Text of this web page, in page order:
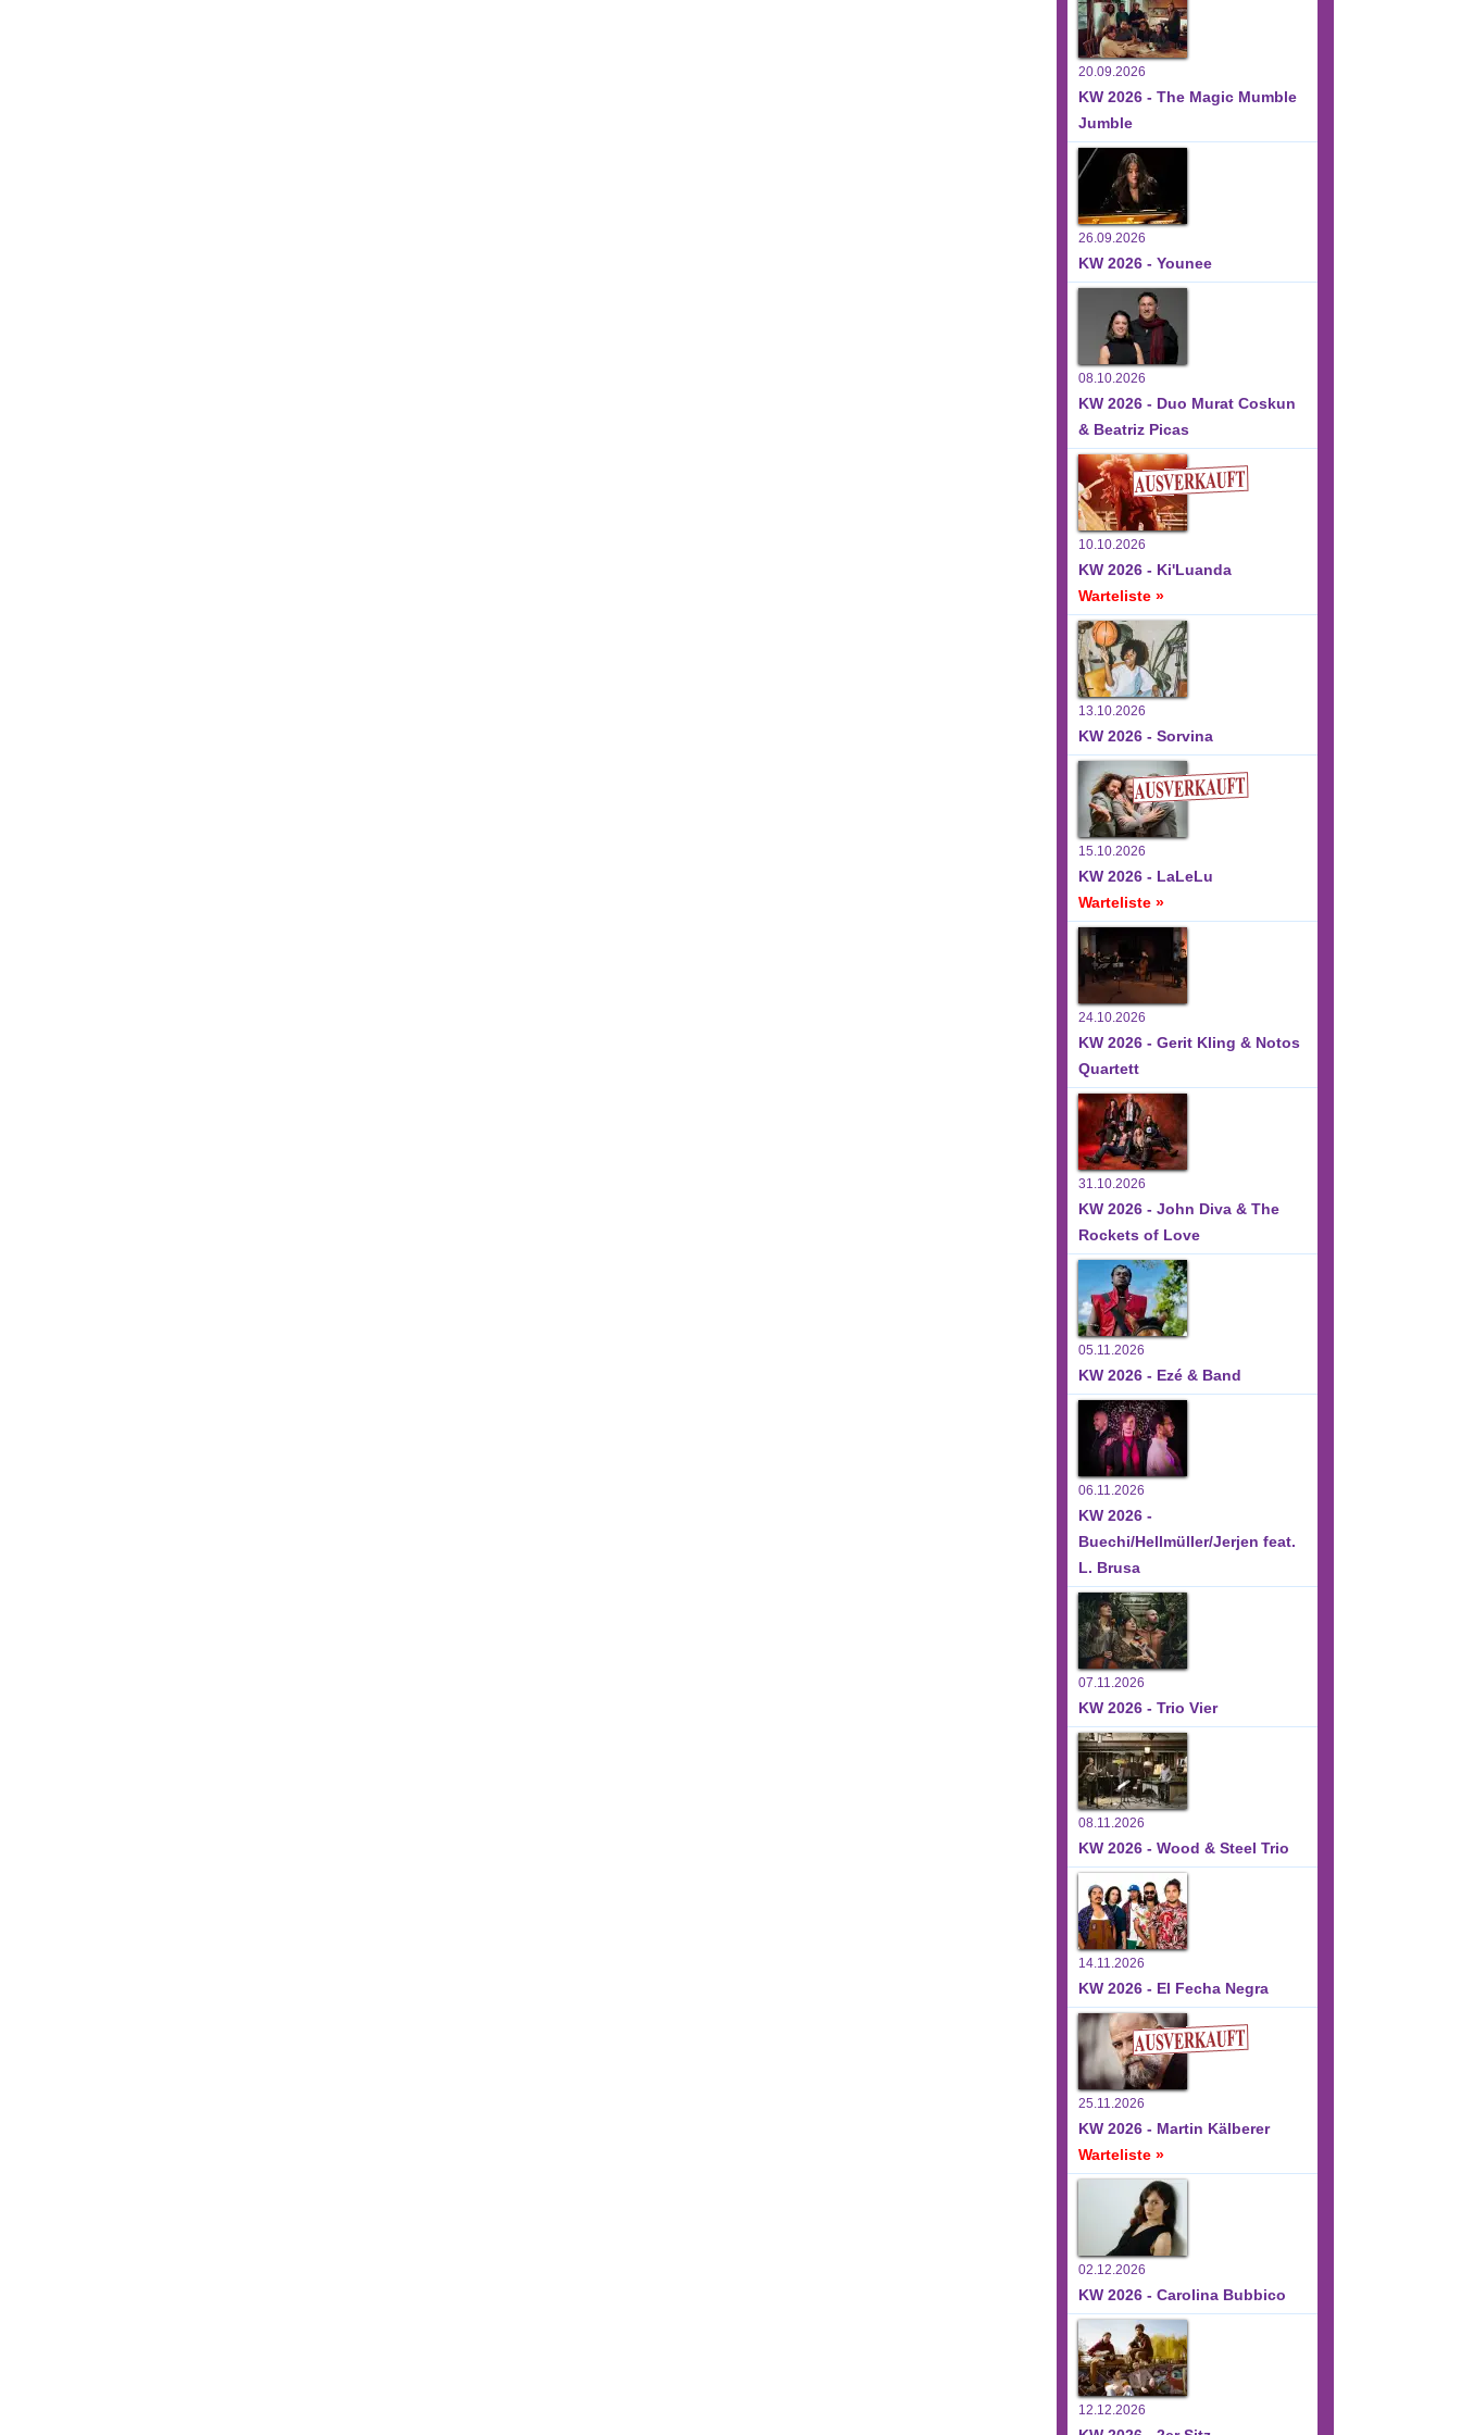
20.09.2026
KW 2026 - The Magic Mumble
Jumble
26.09.2026
KW 2026 - Younee
08.10.2026
KW 2026 - Duo Murat Coskun
& Beatriz Picas
10.10.2026
KW 2026 - Ki'Luanda
Warteliste »
13.10.2026
KW 2026 - Sorvina
15.10.2026
KW 2026 - LaLeLu
Warteliste »
24.10.2026
KW 2026 - Gerit Kling & Notos
Quartett
31.10.2026
KW 2026 - John Diva & The
Rockets of Love
05.11.2026
KW 2026 - Ezé & Band
06.11.2026
KW 2026 -
Buechi/Hellmüller/Jerjen feat.
L. Brusa
07.11.2026
KW 2026 - Trio Vier
08.11.2026
KW 2026 - Wood & Steel Trio
14.11.2026
KW 2026 - El Fecha Negra
25.11.2026
KW 2026 - Martin Kälberer
Warteliste »
02.12.2026
KW 2026 - Carolina Bubbico
12.12.2026